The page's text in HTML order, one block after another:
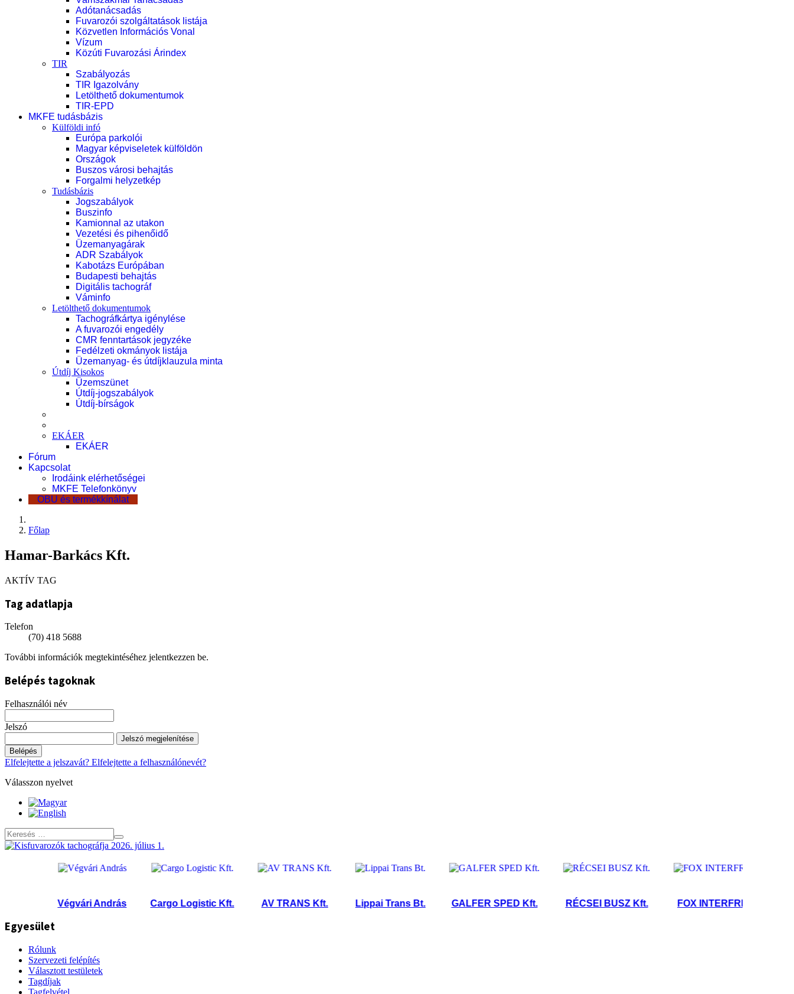
Adótanácsadás
Fuvarozói szolgáltatások listája
Közvetlen Információs Vonal
Vízum
Közúti Fuvarozási Árindex
TIR
Szabályozás
TIR Igazolvány
Letölthető dokumentumok
TIR-EPD
MKFE tudásbázis
Külföldi infó
Európa parkolói
Magyar képviseletek külföldön
Országok
Buszos városi behajtás
Forgalmi helyzetkép
Tudásbázis
Jogszabályok
Buszinfo
Kamionnal az utakon
Vezetési és pihenőidő
Üzemanyagárak
ADR Szabályok
Kabotázs Európában
Budapesti behajtás
Digitális tachográf
Váminfo
Letölthető dokumentumok
Tachográfkártya igénylése
A fuvarozói engedély
CMR fenntartások jegyzéke
Fedélzeti okmányok listája
Üzemanyag- és útdíjklauzula minta
Útdíj Kisokos
Üzemszünet
Útdíj-jogszabályok
Útdíj-bírságok
EKÁER
EKÁER
Fórum
Kapcsolat
Irodáink elérhetőségei
MKFE Telefonkönyv
OBU és termékkínálat
Főlap
Hamar-Barkács Kft.
AKTÍV TAG
Tag adatlapja
Telefon
(70) 418 5688
További információk megtekintéséhez jelentkezzen be.
Belépés tagoknak
Felhasználói név
Jelszó
Jelszó megjelenítése
Belépés
Elfelejtette a jelszavát? Elfelejtette a felhasználónevét?
Válasszon nyelvet
Végvári András Cargo Logistic Kft. AV TRANS Kft. Lippai Trans Bt. GALFER SPED Kft. RÉCSEI BUSZ Kft. FOX INTERFREIGHT Kft.
Egyesület
Rólunk
Szervezeti felépítés
Választott testületek
Tagdíjak